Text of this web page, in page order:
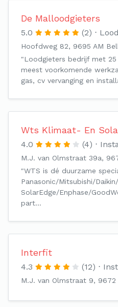
De Malloodgieters
5.0 (2)
Hoofdweg 82, 9695 AM
"Loodgieters bedrijf met 25
meest voorkomende
gas, cv vervanging en
Wts Klimaat- En
4.0 (4)
M.J. van Olmstraat 39a,
"WTS is dé duurzame
Panasonic/Mitsubishi/
SolarEdge/Enphase/
part…
Interfit
4.3 (12)
M.J. van Olmstraat 9, 9672